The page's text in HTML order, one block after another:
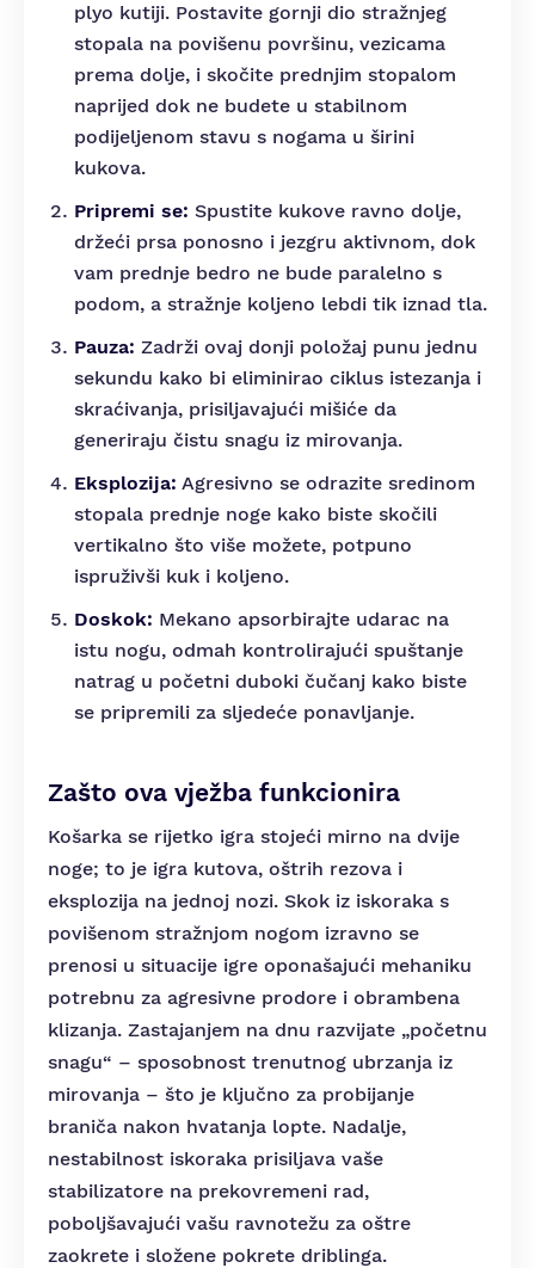
plyo kutiji. Postavite gornji dio stražnjeg
stopala na povišenu površinu, vezicama
prema dolje, i skočite prednjim stopalom
naprijed dok ne budete u stabilnom
podijeljenom stavu s nogama u širini
kukova.
Pripremi se: Spustite kukove ravno dolje,
držeći prsa ponosno i jezgru aktivnom, dok
vam prednje bedro ne bude paralelno s
podom, a stražnje koljeno lebdi tik iznad tla.
Pauza: Zadrži ovaj donji položaj punu jednu
sekundu kako bi eliminirao ciklus istezanja i
skraćivanja, prisiljavajući mišiće da
generiraju čistu snagu iz mirovanja.
Eksplozija: Agresivno se odrazite sredinom
stopala prednje noge kako biste skočili
vertikalno što više možete, potpuno
ispruživši kuk i koljeno.
Doskok: Mekano apsorbirajte udarac na
istu nogu, odmah kontrolirajući spuštanje
natrag u početni duboki čučanj kako biste
se pripremili za sljedeće ponavljanje.
Zašto ova vježba funkcionira
Košarka se rijetko igra stojeći mirno na dvije
noge; to je igra kutova, oštrih rezova i
eksplozija na jednoj nozi. Skok iz iskoraka s
povišenom stražnjom nogom izravno se
prenosi u situacije igre oponašajući mehaniku
potrebnu za agresivne prodore i obrambena
klizanja. Zastajanjem na dnu razvijate „početnu
snagu“ – sposobnost trenutnog ubrzanja iz
mirovanja – što je ključno za probijanje
braniča nakon hvatanja lopte. Nadalje,
nestabilnost iskoraka prisiljava vaše
stabilizatore na prekovremeni rad,
poboljšavajući vašu ravnotežu za oštre
zaokrete i složene pokrete driblinga.